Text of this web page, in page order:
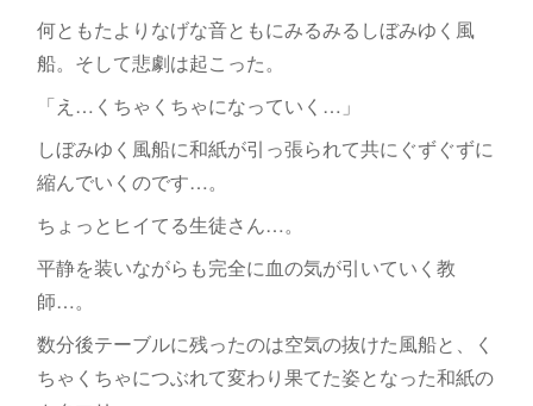
何ともたよりなげな音ともにみるみるしぼみゆく風
船。そして悲劇は起こった。
「え…くちゃくちゃになっていく…」
しぼみゆく風船に和紙が引っ張られて共にぐずぐずに
縮んでいくのです…。
ちょっとヒイてる生徒さん…。
平静を装いながらも完全に血の気が引いていく教
師…。
数分後テーブルに残ったのは空気の抜けた風船と、く
ちゃくちゃにつぶれて変わり果てた姿となった和紙の